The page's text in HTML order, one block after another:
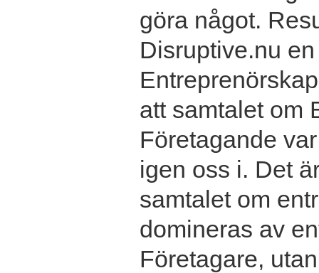
göra något.
Disruptive.nu
att samtalet om
Företagande
igen oss i. Det
samtalet om
domineras av
Företagare,